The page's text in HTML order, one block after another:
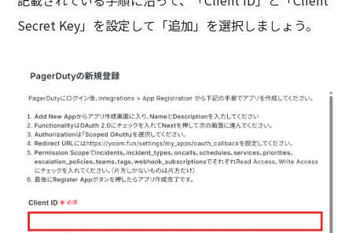
Secret Key」を設定して「追加」を選択しましょう。